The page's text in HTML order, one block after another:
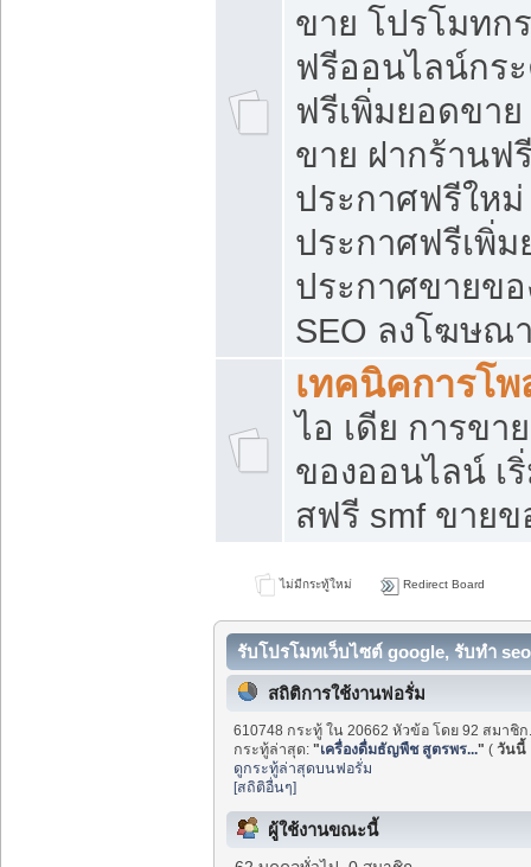
ขาย โปรโมทก
ฟรีออนไลน์กร
ฟรีเพิ่มยอดขา
ขาย ฝากร้านฟ
ประกาศฟรีใหม่
ประกาศฟรีเพิ่
ประกาศขายข
SEO ลงโฆษณ
เทคนิคการโ
ไอ เดีย การขา
ของออนไลน์ เ
สฟรี smf ขาย
ไม่มีกระทู้ใหม่ Redirect Board
รับโปรโมทเว็บไซต์ google, รับทำ
สถิติการใช้งานฟอรั่ม
610748 กระทู้ ใน 20662 หัวข้อ โดย 92 สมาชิ
กระทู้ล่าสุด:"เครื่องดื่มธัญพืช สูตรพร..." (วันนี้
ดูกระทู้ล่าสุดบนฟอรั่ม
[สถิติอื่นๆ]
ผู้ใช้งานขณะนี้